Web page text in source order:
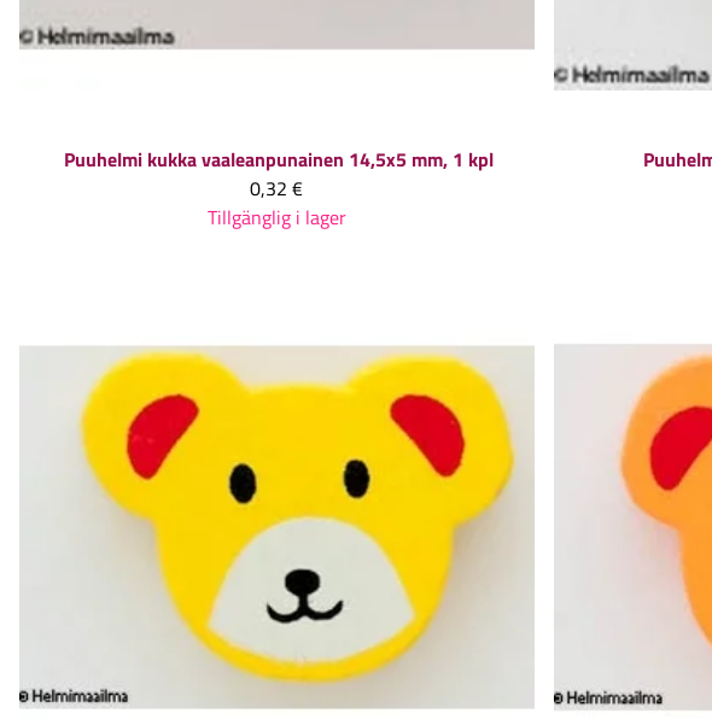
Puuhelmi kukka vaaleanpunainen 14,5x5 mm, 1 kpl
0,32 €
Tillgänglig i lager